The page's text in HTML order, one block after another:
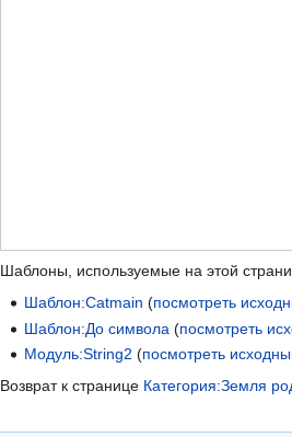
Шаблоны, используемые на этой
Шаблон:Catmain (посмотреть
Шаблон:До символа (посмотреть
Модуль:String2 (посмотреть
Возврат к странице Категория:Земля